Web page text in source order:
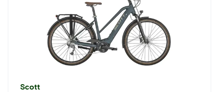
Scott